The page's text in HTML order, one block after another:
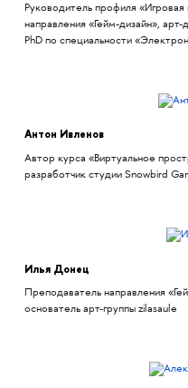
Руководитель профиля
направления «Гейм-дизайн»,
PhD по специальности
Антон Ивленов
Автор курса «Виртуальное
разработчик студии Snowbird
Илья Донец
Преподаватель направления
основатель арт-группы zilasaule